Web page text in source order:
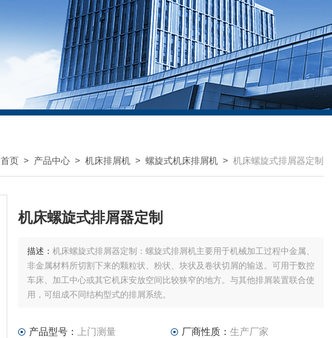
首页 > 产品中心 > 机床排屑机 > 螺旋式机床排屑机 > 机床螺旋式排屑器定制
机床螺旋式排屑器定制
描述： 机床螺旋式排屑器定制：螺旋式排屑机主要用于机械加工过程中金属、
非金属材料所切割下来的颗粒状、粉状、块状及卷状切屑的输送。可用于数控
车床、加工中心或其它机床安放空间比较狭窄的地方。与其他排屑装置联合使
用，可组成不同结构型式的排屑系统。
产品型号： 上门测量 厂商性质： 生产厂家